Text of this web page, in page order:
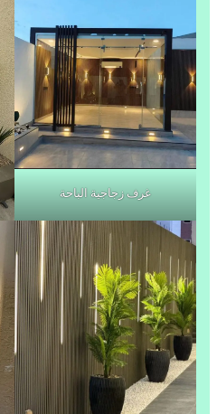
غرف زجاجية الباحة